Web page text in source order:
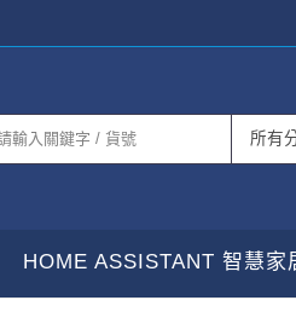
HOME ASSISTANT 智慧家